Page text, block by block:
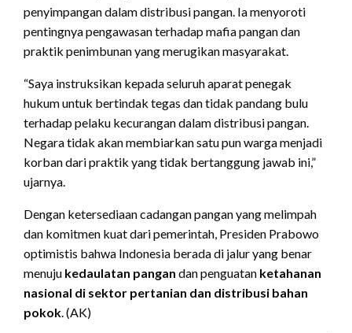
penyimpangan dalam distribusi pangan. Ia menyoroti
pentingnya pengawasan terhadap mafia pangan dan
praktik penimbunan yang merugikan masyarakat.
“Saya instruksikan kepada seluruh aparat penegak
hukum untuk bertindak tegas dan tidak pandang bulu
terhadap pelaku kecurangan dalam distribusi pangan.
Negara tidak akan membiarkan satu pun warga menjadi
korban dari praktik yang tidak bertanggung jawab ini,”
ujarnya.
Dengan ketersediaan cadangan pangan yang melimpah
dan komitmen kuat dari pemerintah, Presiden Prabowo
optimistis bahwa Indonesia berada di jalur yang benar
menuju kedaulatan pangan dan penguatan ketahanan
nasional di sektor pertanian dan distribusi bahan
pokok . (AK)